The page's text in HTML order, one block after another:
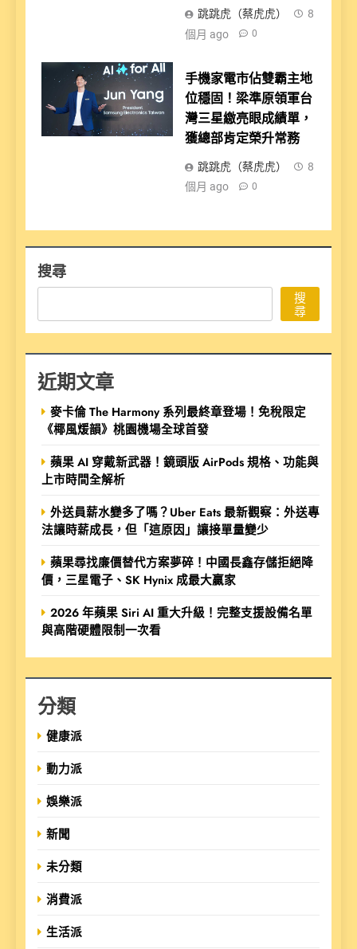
跳跳虎（蔡虎虎）
8
個月 ago
0
手機家電市佔雙霸主地
位穩固！梁準原領軍台
灣三星繳亮眼成績單，
獲總部肯定榮升常務
跳跳虎（蔡虎虎）
8
個月 ago
0
搜尋
搜
尋
近期文章
麥卡倫 The Harmony 系列最終章登場！免稅限定
《椰風煖韻》桃園機場全球首發
蘋果 AI 穿戴新武器！鏡頭版 AirPods 規格、功能與
上市時間全解析
外送員薪水變多了嗎？Uber Eats 最新觀察：外送專
法讓時薪成長，但「這原因」讓接單量變少
蘋果尋找廉價替代方案夢碎！中國長鑫存儲拒絕降
價，三星電子、SK Hynix 成最大贏家
2026 年蘋果 Siri AI 重大升級！完整支援設備名單
與高階硬體限制一次看
分類
健康派
動力派
娛樂派
新聞
未分類
消費派
生活派